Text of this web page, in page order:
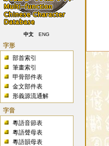
中文 ENG
字形
部首索引
筆畫索引
甲骨部件表
金文部件表
形義源流通解
字音
粵語音節表
粵語聲母表
粵語韻母表